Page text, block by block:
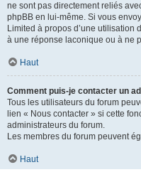
ne sont pas directement reliés
phpBB en lui-même. Si vous
Limited à propos d’une utilisation
à une réponse laconique ou à ne
Haut
Comment puis-je contacter un
Tous les utilisateurs du forum
lien « Nous contacter » si cette
administrateurs du forum.
Les membres du forum peuvent
Haut